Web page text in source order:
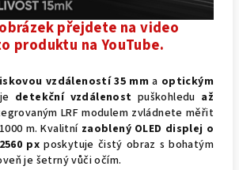
přejdete na video
produktu na YouTube.
vzdáleností 35 mm a optickým
je detekční vzdálenost puškohledu až
LRF modulem zvládnete měřit
m. Kvalitní zaoblený OLED displej o
px poskytuje čistý obraz s bohatým
je šetrný vůči očím.